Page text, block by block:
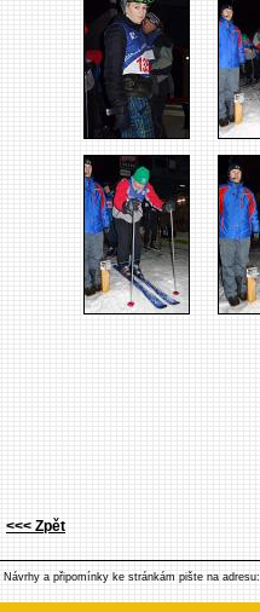
<<< Zpět
Návrhy a připomínky ke stránkám pište na adresu: